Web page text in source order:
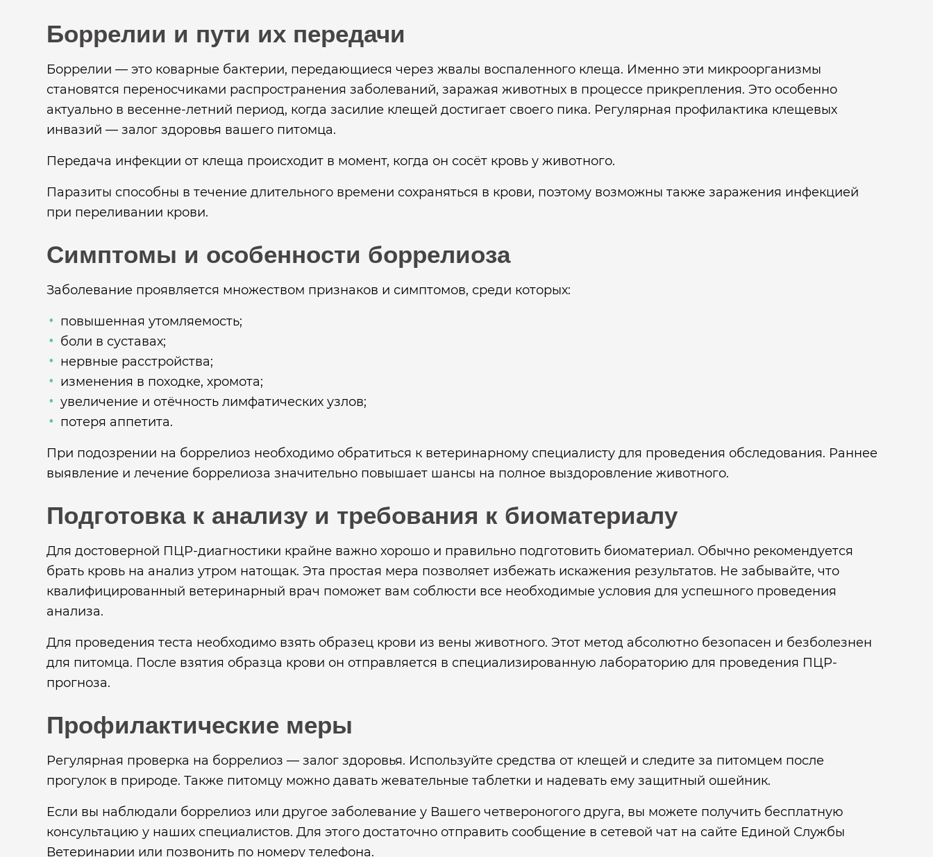
Боррелии и пути их передачи
Боррелии — это коварные бактерии, передающиеся через жвалы воспаленного клеща. Именно эти микроорганизмы
становятся переносчиками распространения заболеваний, заражая животных в процессе прикрепления. Это особенно
актуально в весенне-летний период, когда засилие клещей достигает своего пика. Регулярная профилактика клещевых
инвазий — залог здоровья вашего питомца.
Передача инфекции от клеща происходит в момент, когда он сосёт кровь у животного.
Паразиты способны в течение длительного времени сохраняться в крови, поэтому возможны также заражения инфекцией
при переливании крови.
Симптомы и особенности боррелиоза
Заболевание проявляется множеством признаков и симптомов, среди которых:
повышенная утомляемость;
боли в суставах;
нервные расстройства;
изменения в походке, хромота;
увеличение и отёчность лимфатических узлов;
потеря аппетита.
При подозрении на боррелиоз необходимо обратиться к ветеринарному специалисту для проведения обследования. Раннее
выявление и лечение боррелиоза значительно повышает шансы на полное выздоровление животного.
Подготовка к анализу и требования к биоматериалу
Для достоверной ПЦР-диагностики крайне важно хорошо и правильно подготовить биоматериал. Обычно рекомендуется
брать кровь на анализ утром натощак. Эта простая мера позволяет избежать искажения результатов. Не забывайте, что
квалифицированный ветеринарный врач поможет вам соблюсти все необходимые условия для успешного проведения
анализа.
Для проведения теста необходимо взять образец крови из вены животного. Этот метод абсолютно безопасен и безболезнен
для питомца. После взятия образца крови он отправляется в специализированную лабораторию для проведения ПЦР-
прогноза.
Профилактические меры
Регулярная проверка на боррелиоз — залог здоровья. Используйте средства от клещей и следите за питомцем после
прогулок в природе. Также питомцу можно давать жевательные таблетки и надевать ему защитный ошейник.
Если вы наблюдали боррелиоз или другое заболевание у Вашего четвероногого друга, вы можете получить бесплатную
консультацию у наших специалистов. Для этого достаточно отправить сообщение в сетевой чат на сайте Единой Службы
Ветеринарии или позвонить по номеру телефона.